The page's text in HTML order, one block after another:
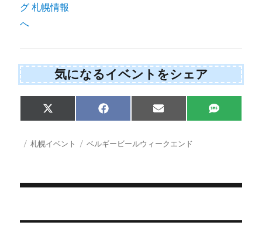
気になるイベントをシェア
Share
on
X
(
w
r
Share
on
F
a
e
Share
on
E
m
i
l
Share
on
S
M
投 カ
札幌イベント
タ
ベルギービールウィークエンド
稿